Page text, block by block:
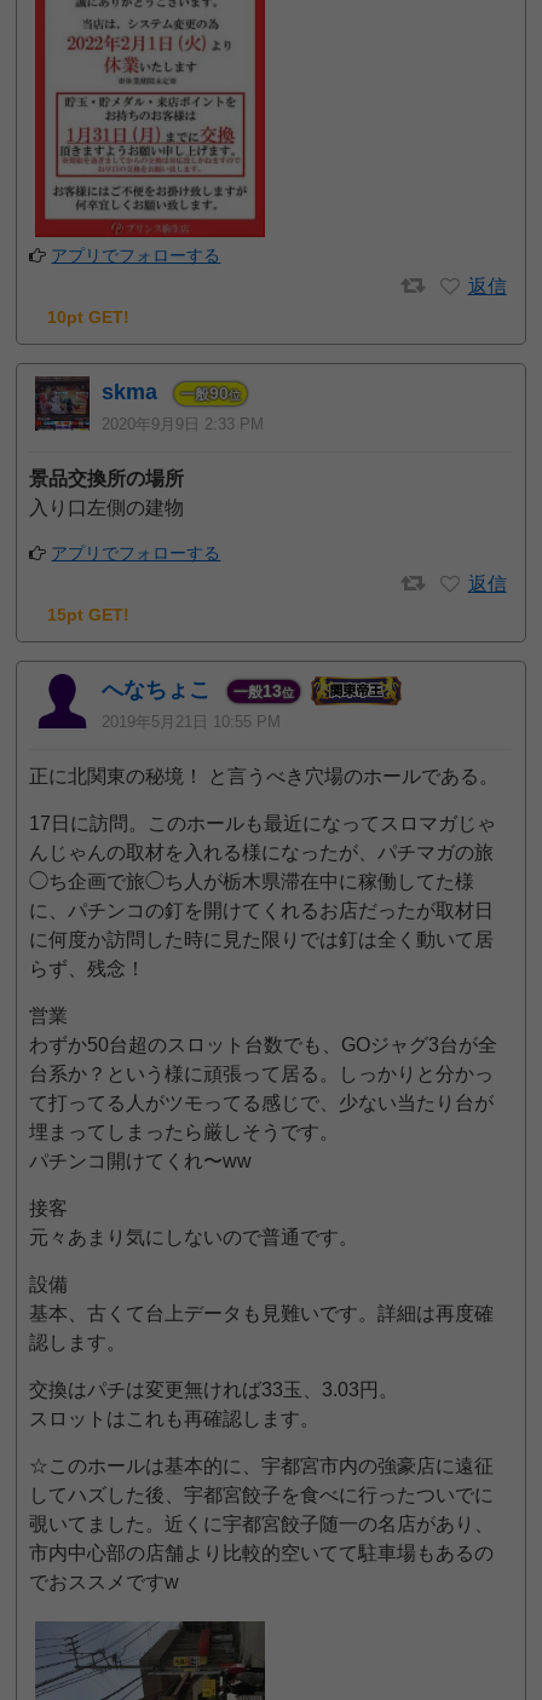
アプリでフォローする
返信
10pt GET!
skma 一般90位
2020年9月9日 2:33 PM
景品交換所の場所
入り口左側の建物
アプリでフォローする
返信
15pt GET!
へなちょこ 一般13位
2019年5月21日 10:55 PM
正に北関東の秘境！ と言うべき穴場のホールである。
17日に訪問。このホールも最近になってスロマガじゃ
んじゃんの取材を入れる様になったが、パチマガの旅
◯ち企画で旅◯ち人が栃木県滞在中に稼働してた様
に、パチンコの釘を開けてくれるお店だったが取材日
に何度か訪問した時に見た限りでは釘は全く動いて居
らず、残念！
営業
わずか50台超のスロット台数でも、GOジャグ3台が全
台系か？という様に頑張って居る。しっかりと分かっ
て打ってる人がツモってる感じで、少ない当たり台が
埋まってしまったら厳しそうです。
パチンコ開けてくれ〜ww
接客
元々あまり気にしないので普通です。
設備
基本、古くて台上データも見難いです。詳細は再度確
認します。
交換はパチは変更無ければ33玉、3.03円。
スロットはこれも再確認します。
☆このホールは基本的に、宇都宮市内の強豪店に遠征
してハズした後、宇都宮餃子を食べに行ったついでに
覗いてました。近くに宇都宮餃子随一の名店があり、
市内中心部の店舗より比較的空いてて駐車場もあるの
でおススメですw